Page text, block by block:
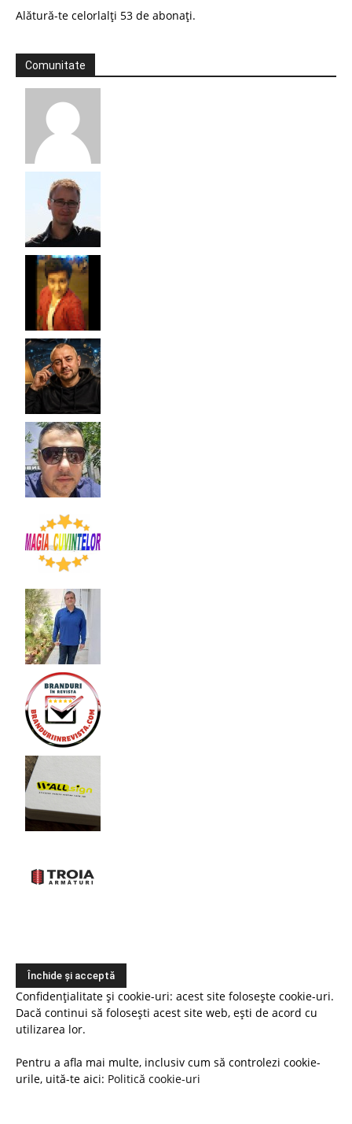
Alătură-te celorlalți 53 de abonați.
Comunitate
Confidențialitate și cookie-uri: acest site folosește cookie-uri.
Dacă continui să folosești acest site web, ești de acord cu
utilizarea lor.
Pentru a afla mai multe, inclusiv cum să controlezi cookie-
urile, uită-te aici: Politică cookie-uri